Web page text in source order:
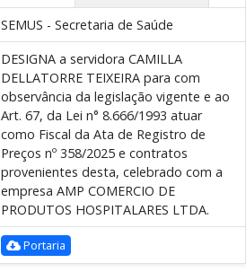
SEMUS - Secretaria de Saúde
DESIGNA a servidora CAMILLA
DELLATORRE TEIXEIRA para com
observância da legislação vigente e ao
Art. 67, da Lei n° 8.666/1993 atuar
como Fiscal da Ata de Registro de
Preços nº 358/2025 e contratos
provenientes desta, celebrado com a
empresa AMP COMERCIO DE
PRODUTOS HOSPITALARES LTDA.
Portaria